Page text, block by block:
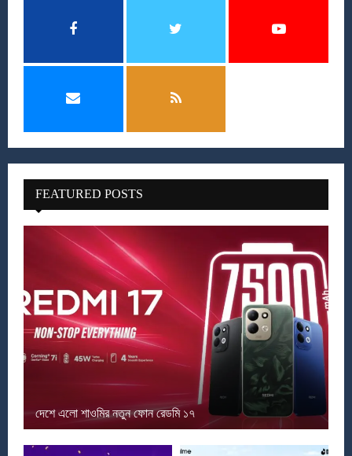
FEATURED POSTS
দেশে এলো শাওমির নতুন ফোন রেডমি ১৭